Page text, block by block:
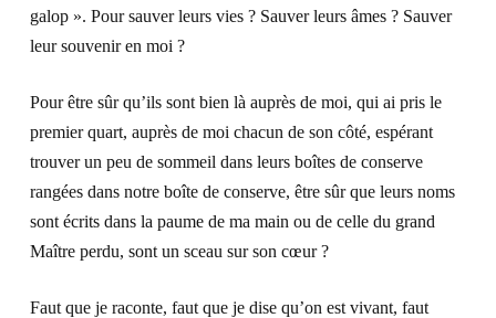
galop ». Pour sauver leurs vies ? Sauver leurs âmes ? Sauver
leur souvenir en moi ?
Pour être sûr qu’ils sont bien là auprès de moi, qui ai pris le
premier quart, auprès de moi chacun de son côté, espérant
trouver un peu de sommeil dans leurs boîtes de conserve
rangées dans notre boîte de conserve, être sûr que leurs noms
sont écrits dans la paume de ma main ou de celle du grand
Maître perdu, sont un sceau sur son cœur ?
Faut que je raconte, faut que je dise qu’on est vivant, faut